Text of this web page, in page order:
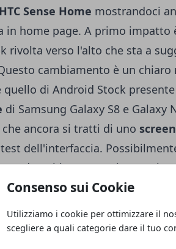
Consenso sui Cookie
Utilizziamo i cookie per ottimizzare il
scegliere a quali categorie dare il tuo
Sense Home mostrandoci
in home page. A primo impatto
rivolta verso l'alto che sta a
cambiamento è un
di Android Stock
di Samsung Galaxy S8 e Galaxy
ancora si tratti di uno
dell'interfaccia.
dovrebbe essere rimossa
status/
la società intende inserire